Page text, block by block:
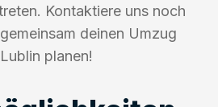
Kontaktiere uns noch
deinen Umzug
planen!